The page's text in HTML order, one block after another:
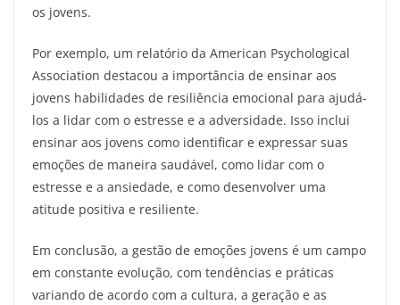
os jovens.
Por exemplo, um relatório da American Psychological
Association destacou a importância de ensinar aos
jovens habilidades de resiliência emocional para ajudá-
los a lidar com o estresse e a adversidade. Isso inclui
ensinar aos jovens como identificar e expressar suas
emoções de maneira saudável, como lidar com o
estresse e a ansiedade, e como desenvolver uma
atitude positiva e resiliente.
Em conclusão, a gestão de emoções jovens é um campo
em constante evolução, com tendências e práticas
variando de acordo com a cultura, a geração e as